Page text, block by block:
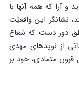
آرا که همه آنها با
نشانگر این واقعیّت
دور دست که شعاع
از نویدهاى مهدى
متمادى، خود بر